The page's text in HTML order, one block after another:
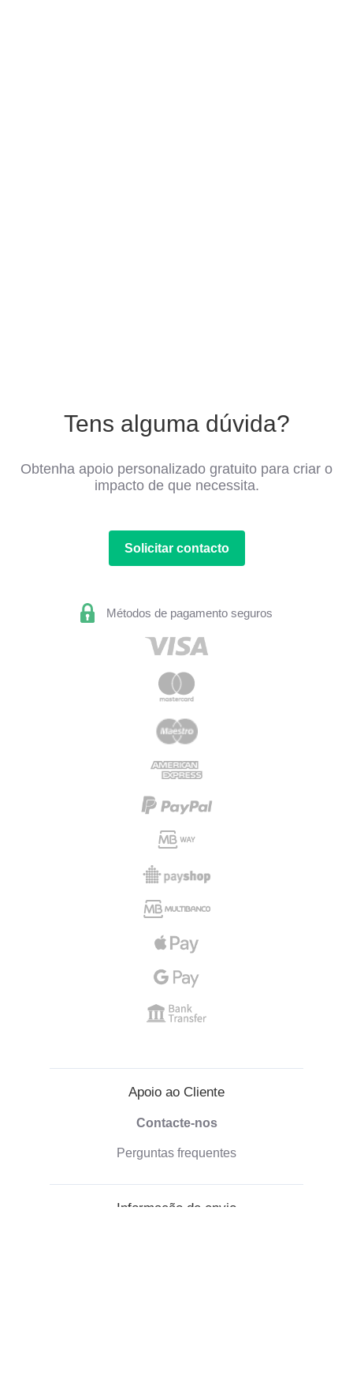
Tens alguma dúvida?
Obtenha apoio personalizado gratuito para criar o
impacto de que necessita.
Solicitar contacto
Métodos de pagamento seguros
Apoio ao Cliente
Contacte-nos
Perguntas frequentes
Informação de envio